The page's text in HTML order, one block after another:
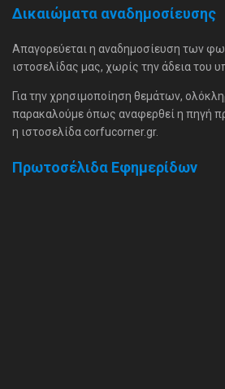
Δικαιώματα αναδημοσίευσης
Απαγορεύεται η αναδημοσίευση των
ιστοσελίδας μας, χωρίς την άδεια του
Για την χρησιμοποίηση θεμάτων,
παρακαλούμε όπως αναφερθεί η πηγή
η ιστοσελίδα corfucorner.gr.
Πρωτοσέλιδα Εφημερίδων